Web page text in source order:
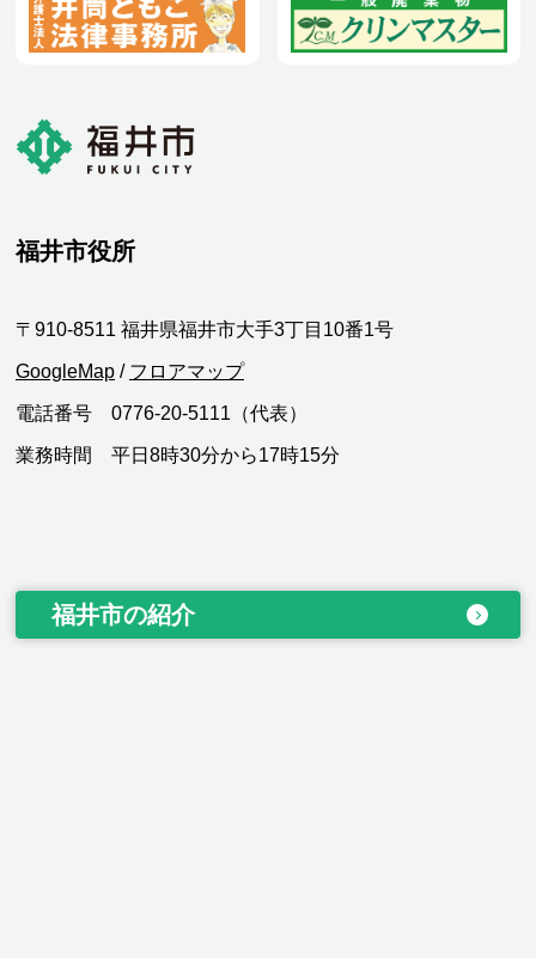
福井市役所
〒910-8511 福井県福井市大手3丁目10番1号
GoogleMap / フロアマップ
電話番号 0776-20-5111（代表）
業務時間 平日8時30分から17時15分
福井市の紹介